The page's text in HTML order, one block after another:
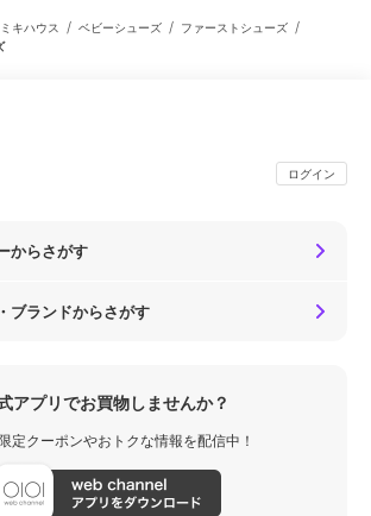
ミキハウス / ベビーシューズ / ファーストシューズ /
ログイン
からさがす
ブランドからさがす
アプリでお買物しませんか？
定クーポンやおトクな情報を配信中！